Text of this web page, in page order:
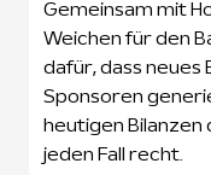
Gemeinsam mit
Weichen für den
dafür, dass neues
Sponsoren
heutigen Bilanzen
jeden Fall recht.